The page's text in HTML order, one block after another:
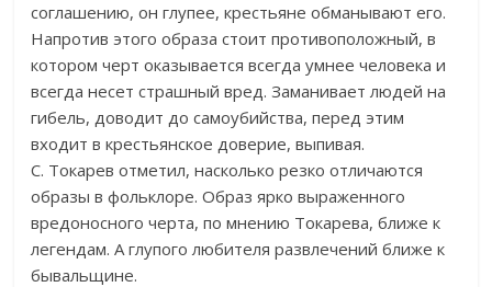
соглашению, он глупее, крестьяне обманывают его.
Напротив этого образа стоит противоположный, в
котором черт оказывается всегда умнее человека и
всегда несет страшный вред. Заманивает людей на
гибель, доводит до самоубийства, перед этим
входит в крестьянское доверие, выпивая.
С. Токарев отметил, насколько резко отличаются
образы в фольклоре. Образ ярко выраженного
вредоносного черта, по мнению Токарева, ближе к
легендам. А глупого любителя развлечений ближе к
бывальщине.